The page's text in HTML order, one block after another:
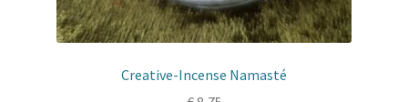
Creative-Incense Namasté